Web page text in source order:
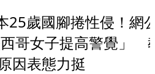
25歲國腳捲性侵！網
哥女子提高警覺」
因表態力挺